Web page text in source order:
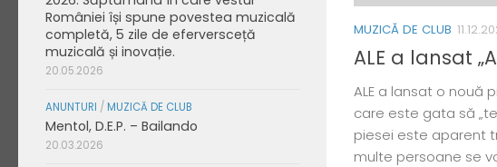
MUZICĂ DE CLUB
ALE a lansat
ALE a lansat o nouă
care este gata să
piesei este aparent
multe persoane se
României își spune povestea muzicală
completă, 5 zile de eferversceță
muzicală și inovație.
20.05.2026
ANUNTURI / MUZICĂ DE CLUB
Mentol, D.E.P. – Bailando
20.03.2026